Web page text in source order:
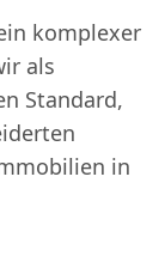
komplexer
als
Standard,
in